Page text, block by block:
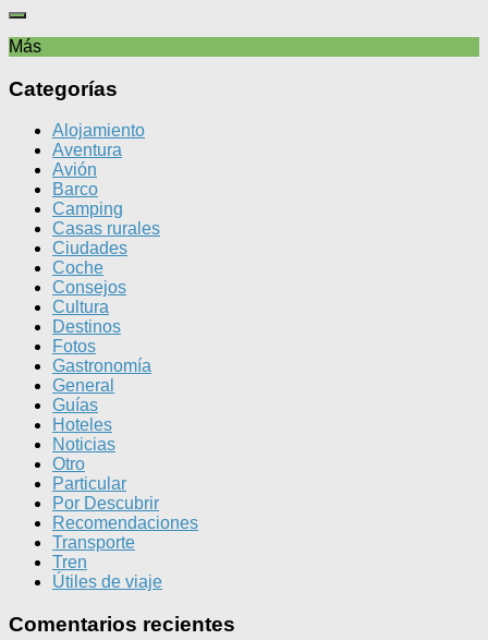
Más
Categorías
Alojamiento
Aventura
Avión
Barco
Camping
Casas rurales
Ciudades
Coche
Consejos
Cultura
Destinos
Fotos
Gastronomía
General
Guías
Hoteles
Noticias
Otro
Particular
Por Descubrir
Recomendaciones
Transporte
Tren
Útiles de viaje
Comentarios recientes